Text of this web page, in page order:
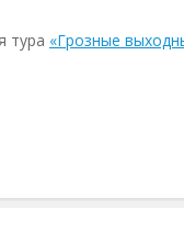
тура «Грозные